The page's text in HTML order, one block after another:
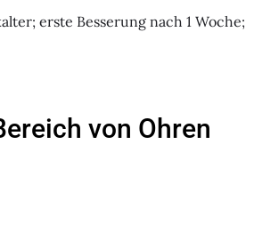
erste Besserung nach 1 Woche;
von Ohren